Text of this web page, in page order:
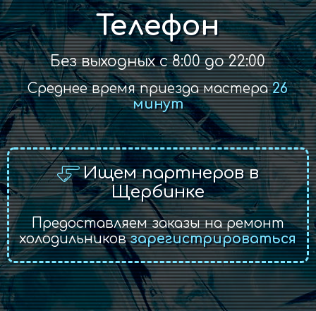
Телефон
Без выходных с 8:00 до 22:00
Среднее время приезда мастера26
минут
Ищем партнеров в
Щербинке
Предоставляем заказы на ремонт
холодильниковзарегистрироваться